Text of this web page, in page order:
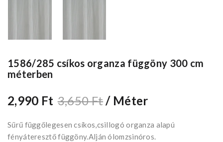
1586/285 csíkos organza függöny 300 cm
méterben
2,990 Ft 3,650 Ft/ Méter
Sűrű függőlegesen csíkos,csillogó organza alapú
fényáteresztő függöny.Alján ólomzsinóros.